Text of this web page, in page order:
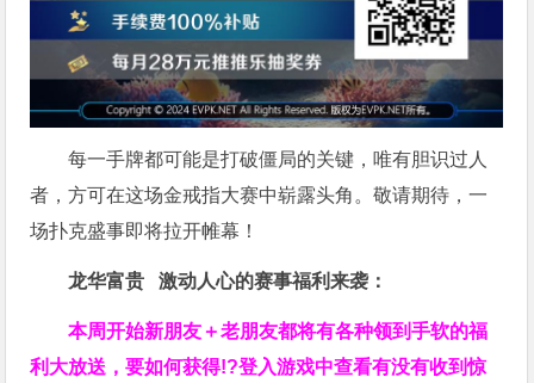
每一手牌都可能是打破僵局的关键，唯有胆识过人
者，方可在这场金戒指大赛中崭露头角。敬请期待，一
场扑克盛事即将拉开帷幕！
龙华富贵 激动人心的赛事福利来袭：
本周开始新朋友＋老朋友都将有各种领到手软的福
利大放送，要如何获得!?登入游戏中查看有没有收到惊